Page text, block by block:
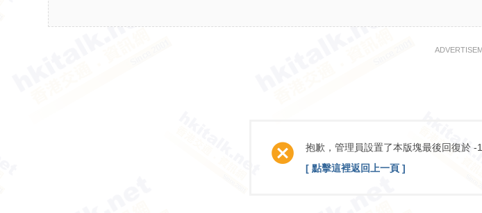
抱歉，管理員設置了本版塊最後回復於
[ 點擊這裡返回上一頁 ]